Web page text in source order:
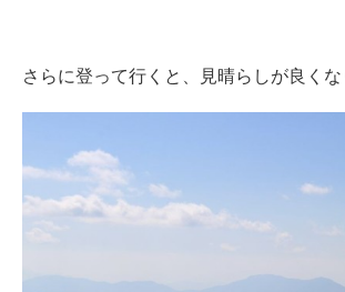
さらに登って行くと、見晴らしが良くな